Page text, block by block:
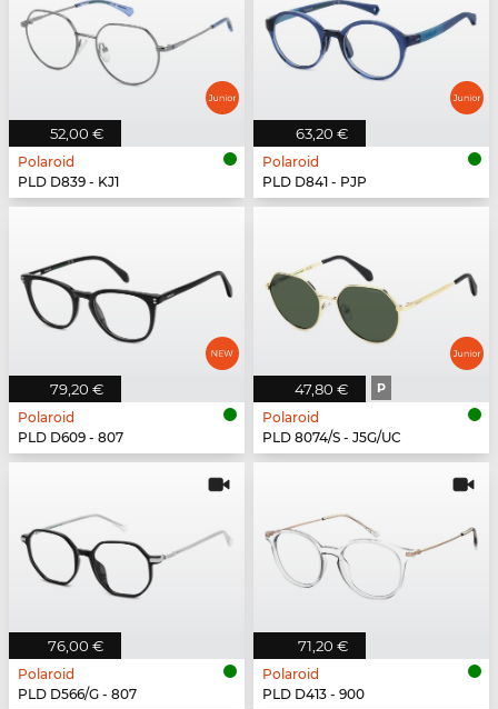
52,00 €
Polaroid
PLD D839 - KJ1
63,20 €
Polaroid
PLD D841 - PJP
79,20 €
Polaroid
PLD D609 - 807
47,80 € P
Polaroid
PLD 8074/S - J5G/UC
76,00 €
Polaroid
PLD D566/G - 807
71,20 €
Polaroid
PLD D413 - 900